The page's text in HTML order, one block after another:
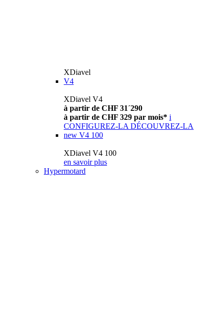
XDiavel
V4
XDiavel V4
à partir de CHF 31´290
à partir de CHF 329 par mois* i
CONFIGUREZ-LA DÉCOUVREZ-LA
new V4 100
XDiavel V4 100
en savoir plus
Hypermotard